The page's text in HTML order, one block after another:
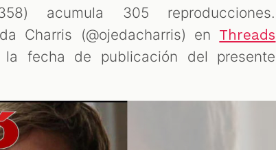
acumula 305 reproducciones.
Charris (@ojedacharris) en Threads
fecha de publicación del presente